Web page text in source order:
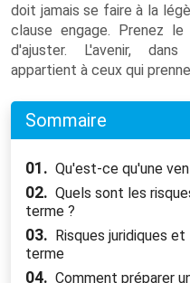
doit jamais se faire à la
clause engage. Prenez
d'ajuster. L'avenir,
appartient à ceux qui
Sommaire
01. Qu'est-ce qu'une
02. Quels sont les
terme ?
03. Risques juridiques
terme
04. Comment préparer